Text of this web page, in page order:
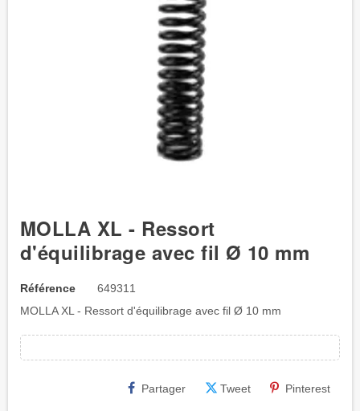
MOLLA XL - Ressort
d'équilibrage avec fil Ø 10 mm
Référence
649311
MOLLA XL - Ressort d'équilibrage avec fil Ø 10 mm
Partager Tweet Pinterest